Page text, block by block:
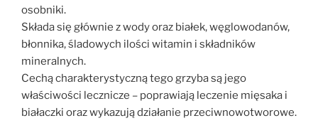
osobniki.
Składa się głównie z wody oraz białek, węglowodanów,
błonnika, śladowych ilości witamin i składników
mineralnych.
Cechą charakterystyczną tego grzyba są jego
właściwości lecznicze – poprawiają leczenie mięsaka i
białaczki oraz wykazują działanie przeciwnowotworowe.